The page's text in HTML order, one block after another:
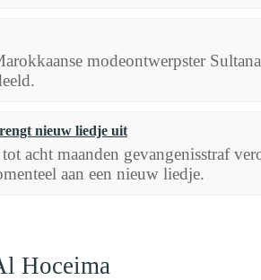
modeontwerpster
nieuw liedje uit
acht maanden gevangenisstraf
aan een nieuw liedje.
Hoceima